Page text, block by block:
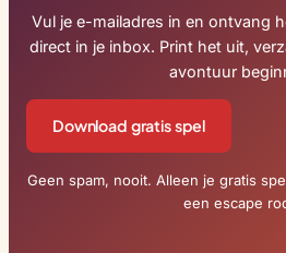
Vul je e-mailadres in en ontvang
direct in je inbox. Print het uit,
avontuur
Download gratis spel
Geen spam, nooit. Alleen je gratis
een escape